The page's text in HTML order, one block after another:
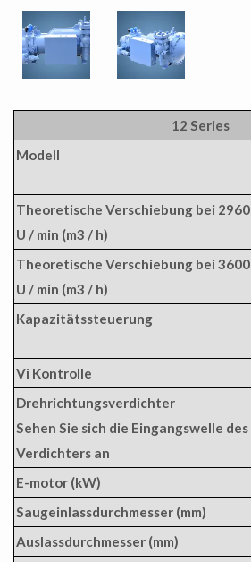
12 Series
Modell
Theoretische Verschiebung bei 2960
U / min (m3 / h)
Theoretische Verschiebung bei 3600
U / min (m3 / h)
Kapazitätssteuerung
Vi Kontrolle
Drehrichtungsverdichter
Sehen Sie sich die Eingangswelle des
Verdichters an
E-motor (kW)
Saugeinlassdurchmesser (mm)
Auslassdurchmesser (mm)